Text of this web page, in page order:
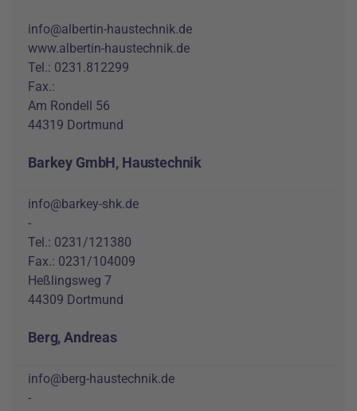
info@albertin-haustechnik.de
www.albertin-haustechnik.de
Tel.: 0231.812299
Fax.:
Am Rondell 56
44319 Dortmund
Barkey GmbH, Haustechnik
info@barkey-shk.de
-
Tel.: 0231/121380
Fax.: 0231/104009
Heßlingsweg 7
44309 Dortmund
Berg, Andreas
info@berg-haustechnik.de
-